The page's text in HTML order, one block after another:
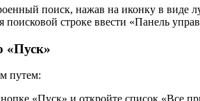
поиск, нажав на иконку в виде
строке ввести «Панель
«Пуск»
путем: